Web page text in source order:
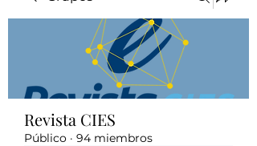
Revista CIES
Público · 94 miembros